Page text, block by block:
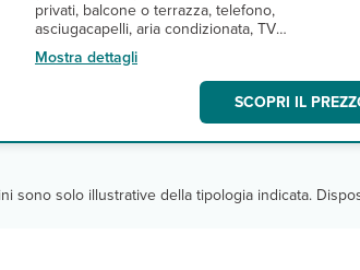
privati, balcone o terrazza, telefono,
asciugacapelli, aria condizionata, TV
satellitare, connessione Wi-Fi gratuita,
cassetta di sicurezza. A pagamento,
Mostra dettagli
SCOPRI IL
sono solo illustrative della tipologia indicata.